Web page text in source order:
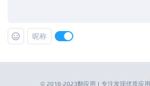
昵称
© 2018-2023翻应用 | 专注发现优质应用